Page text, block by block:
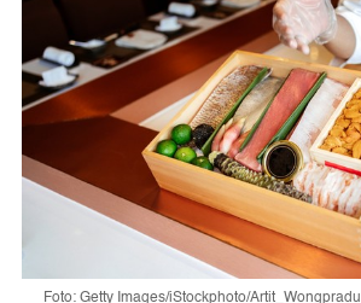
Foto: Getty Images/iStockphoto/Artit_Wongpradu